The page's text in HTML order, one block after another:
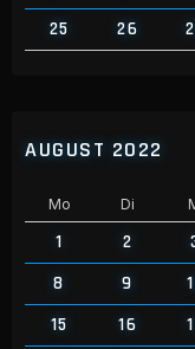
25
26
AUGUST 2022
Mo Di
1 2
8
9
15
16